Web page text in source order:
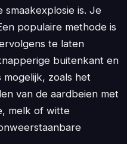
is. Je
populaire methode is
te laten
buitenkant en
zoals het
van de aardbeien met
melk of witte